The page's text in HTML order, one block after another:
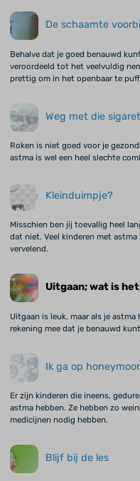
De schaamte
Behalve dat je goed benauwd
veroordeeld tot het veelvuldig
prettig om in het openbaar te
Weg met die sigaret
Roken is niet goed voor je
astma is wel een heel slechte
Kleinduimpje?
Misschien ben jij toevallig heel
dat niet. Veel kinderen met
vervelend.
Uitgaan; wat is
Uitgaan is leuk, maar als je
rekening mee dat je benauwd
Ik ga op
Er zijn kinderen die ineens,
astma hebben. Ze hebben zo
medicijnen nodig hebben.
Blijf bij de les